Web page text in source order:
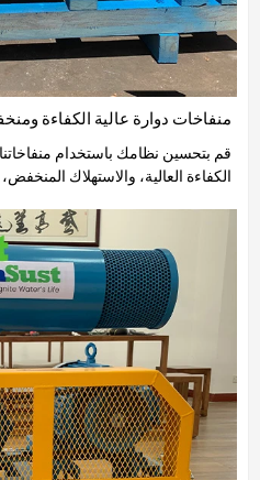
الكفاءة العالية، والاستهلاك